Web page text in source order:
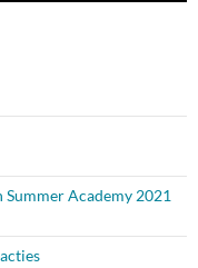
Academy 2021